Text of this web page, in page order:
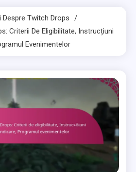
Twitch Drops
Criterii De Eligibilitate, Instrucțiuni
Evenimentelor